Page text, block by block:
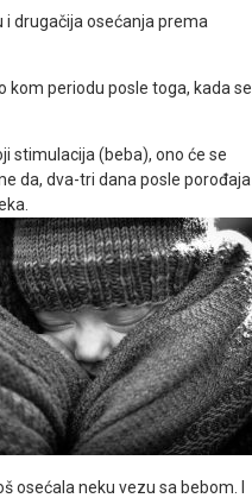
i drugačija osećanja prema
kom periodu posle toga, kada se
stimulacija (beba), ono će se
da, dva-tri dana posle porođaja
osećala neku vezu sa bebom. I